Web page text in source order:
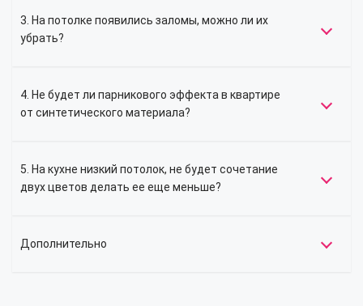
3. На потолке появились заломы, можно ли их
убрать?
4. Не будет ли парникового эффекта в квартире
от синтетического материала?
5. На кухне низкий потолок, не будет сочетание
двух цветов делать ее еще меньше?
Дополнительно